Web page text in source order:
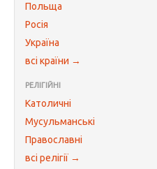
Польща
Росія
Україна
всі країни →
РЕЛІГІЙНІ
Католичні
Мусульманські
Православні
всі релігії →